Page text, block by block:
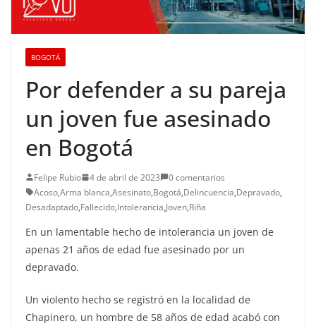
BOGOTÁ
Por defender a su pareja
un joven fue asesinado
en Bogotá
Felipe Rubio 4 de abril de 2023
0 comentarios
Acoso,Arma blanca,Asesinato,Bogotá,Delincuencia,Depravado,
Desadaptado,Fallecido,Intolerancia,Joven,Riña
En un lamentable hecho de intolerancia un joven de
apenas 21 años de edad fue asesinado por un
depravado.
Un violento hecho se registró en la localidad de
Chapinero, un hombre de 58 años de edad acabó con